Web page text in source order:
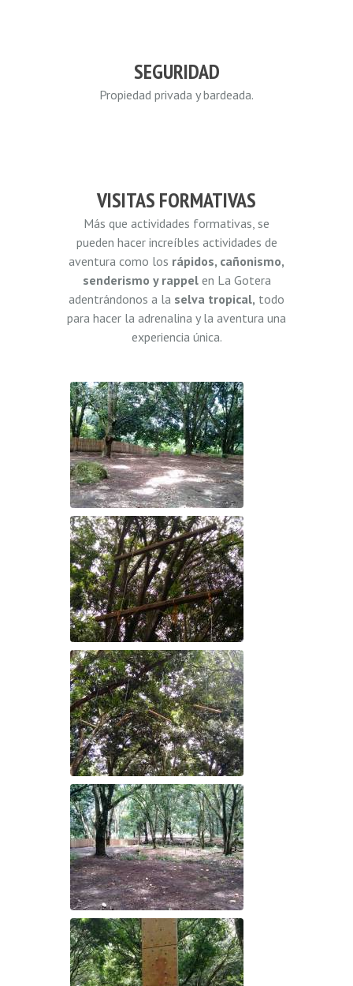
SEGURIDAD
Propiedad privada y bardeada.
VISITAS FORMATIVAS
Más que actividades formativas, se
pueden hacer increíbles actividades de
aventura como los rápidos, cañonismo,
senderismo y rappelen La Gotera
adentrándonos a la selva tropical, todo
para hacer la adrenalina y la aventura una
experiencia única.